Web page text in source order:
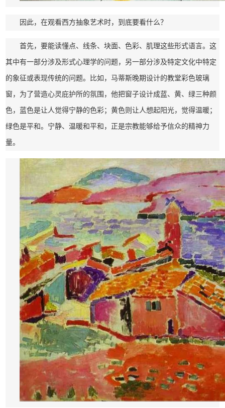
因此，在观看西方抽象艺术时，到底要看什么？
首先，要能读懂点、线条、块面、色彩、肌理这些形式语言。这
其中有一部分涉及形式心理学的问题，另一部分涉及特定文化中特定
的象征或表现传统的问题。比如，马蒂斯晚期设计的教堂彩色玻璃
窗，为了营造心灵庇护所的氛围，他把窗子设计成蓝、黄、绿三种颜
色，蓝色是让人觉得宁静的色彩；黄色则让人想起阳光，觉得温暖；
绿色是平和。宁静、温暖和平和，正是宗教能够给予信众的精神力
量。